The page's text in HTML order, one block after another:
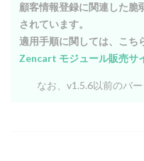
顧客情報登録に関連した脆
されています。
適用手順に関しては、こち
Zencart モジュール販売サ
なお、v1.5.6以前のバ